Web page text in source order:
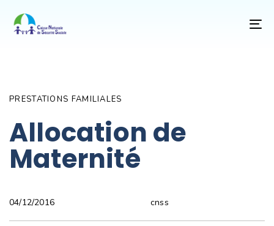
PRESTATIONS FAMILIALES
Allocation de
Maternité
cnss
04/12/2016